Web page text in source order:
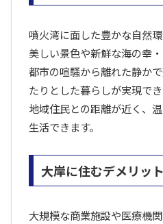
噴火湾に面した豊かな自然
美しい景色や新鮮な海の幸・
都市の喧騒から離れた静か
たりとした暮らしが実現でき
地域住民との距離が近く、
生活できます。
大岸に住むデメリット
大規模な商業施設や医療機